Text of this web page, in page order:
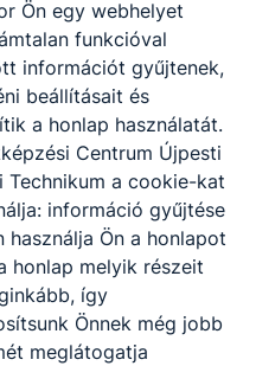
Ön egy webhelyet
funkcióval
információt gyűjtenek,
beállításait és
a honlap használatát.
Centrum Újpesti
Technikum a cookie-kat
információ gyűjtése
Ön a honlapot
honlap melyik részeit
így
Önnek még jobb
meglátogatja